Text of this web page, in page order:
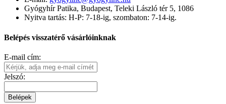
Gyógyhír Patika, Budapest, Teleki László tér 5, 1086
Nyitva tartás: H-P: 7-18-ig, szombaton: 7-14-ig.
Belépés visszatérő vásárlóinknak
E-mail cím:
Jelszó:
Belépek